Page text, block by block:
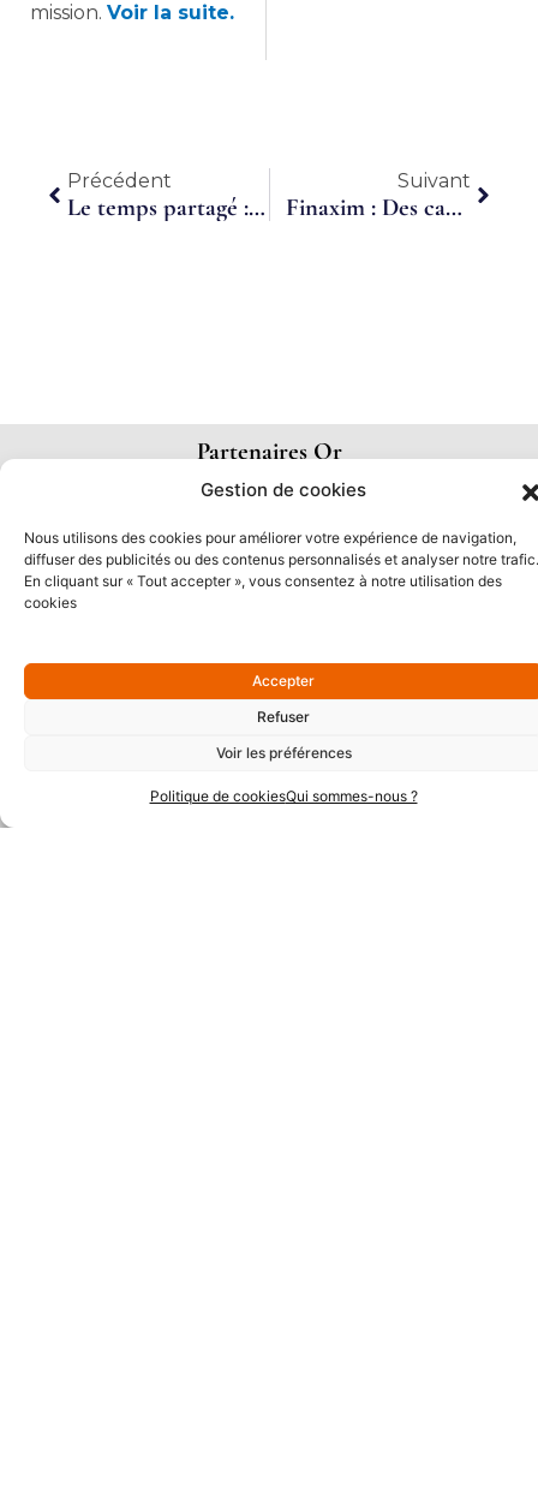
Gestion de cookies
Nous utilisons des cookies pour améliorer votre expérience de navigation,
diffuser des publicités ou des contenus personnalisés et analyser notre trafic.
En cliquant sur « Tout accepter », vous consentez à notre utilisation des
cookies
Accepter
Refuser
Voir les préférences
Politique de cookiesQui sommes-nous ?
mission. Voir la suite.
Précédent
Précédent
Le temps partagé : et si c’était la bonne solution ?
Suivant
Finaxim : Des cadres externalisés pour les entreprises
Partenaires Or
Partenaires Argent